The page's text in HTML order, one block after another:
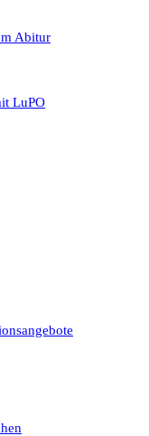
Abitur
LuPO